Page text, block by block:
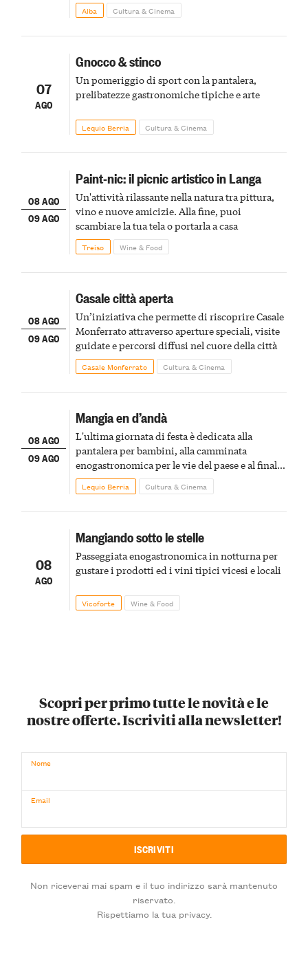
Alba Cultura & Cinema
07
AGO
Gnocco & stinco
Un pomeriggio di sport con la pantalera,
prelibatezze gastronomiche tipiche e arte
Lequio Berria Cultura & Cinema
08 AGO
09 AGO
Paint-nic: il picnic artistico in Langa
Un'attività rilassante nella natura tra pittura,
vino e nuove amicizie. Alla fine, puoi
scambiare la tua tela o portarla a casa
Treiso Wine & Food
08 AGO
09 AGO
Casale città aperta
Un’iniziativa che permette di riscoprire Casale
Monferrato attraverso aperture speciali, visite
guidate e percorsi diffusi nel cuore della città
Casale Monferrato Cultura & Cinema
08 AGO
09 AGO
Mangia en d’andà
L'ultima giornata di festa è dedicata alla
pantalera per bambini, alla camminata
enogastronomica per le vie del paese e al finale
pirotecnico
Lequio Berria Cultura & Cinema
08
AGO
Mangiando sotto le stelle
Passeggiata enogastronomica in notturna per
gustare i prodotti ed i vini tipici vicesi e locali
Vicoforte Wine & Food
Scopri per primo tutte le novità e le
nostre offerte. Iscriviti alla newsletter!
Nome
Email
Non riceverai mai spam e il tuo indirizzo sarà mantenuto
riservato.
Rispettiamo la tua privacy.